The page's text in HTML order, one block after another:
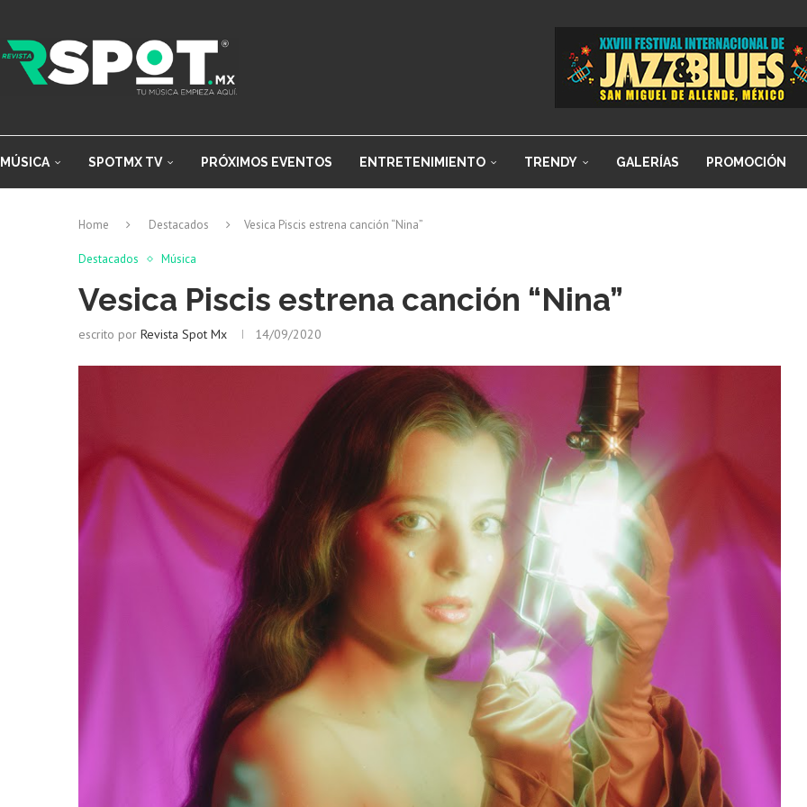
MÚSICA SPOTMX TV PRÓXIMOS EVENTOS ENTRETENIMIENTO TRENDY GALERÍAS PROMOCIÓN
Home Destacados Vesica Piscis estrena canción “Nina”
Destacados Música
Vesica Piscis estrena canción “Nina”
escrito por Revista Spot Mx 14/09/2020